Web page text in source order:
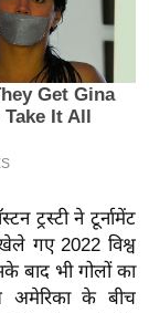
ट्रस्टी ने टूर्नामेंट
गए 2022 विश्व
बाद भी गोलों का
अमेरिका के बीच